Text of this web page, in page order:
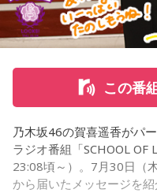
「機銃掃射だ！」
そんな叫びと悲鳴が同時
とすさまじい音が迫りま
何度も容赦なく銃弾を撃
日曜昼下がりの穏やかだ
が聞こえ、人が折り重な
この番
乃木坂46の賀喜遥香がパ
ラジオ番組「SCHOOL OF
23:08頃～）。7月30日（
から届いたメッセージを紹